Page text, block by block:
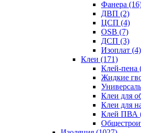
Фанера
ДВП (2)
ЦСП (4)
OSB (7)
ДСП (3)
Изоплат (4)
Клеи (171)
Клей-пена
Жидкие
Клеи для
Клеи для
Клей ПВА